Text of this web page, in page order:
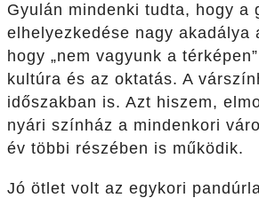
Gyulán mindenki tudta, hogy
elhelyezkedése nagy
hogy „nem vagyunk a
kultúra és az oktatás. A
időszakban is. Azt hiszem,
nyári színház a mindenkori
év többi részében is működik.
Jó ötlet volt az egykori